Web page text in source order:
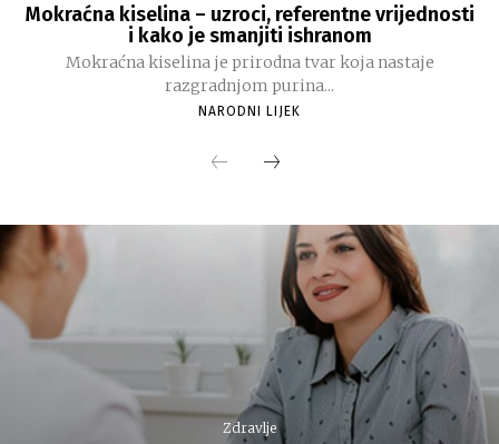
Mokraćna kiselina – uzroci, referentne vrijednosti
i kako je smanjiti ishranom
Mokraćna kiselina je prirodna tvar koja nastaje
razgradnjom purina...
NARODNI LIJEK